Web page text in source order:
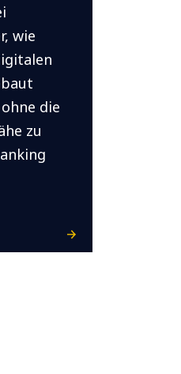
wie
die
zu